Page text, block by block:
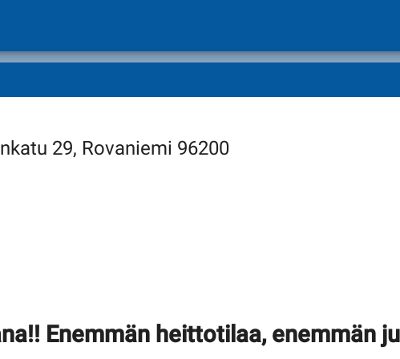
29, Rovaniemi 96200
Enemmän heittotilaa, enemmän